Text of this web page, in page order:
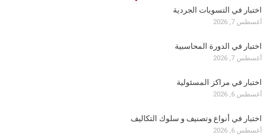
اختبار في التسويات الجردية
أغسطس 7, 2026
اختبار في الدورة المحاسبية
أغسطس 7, 2026
اختبار في مراكز المسئولية
أغسطس 6, 2026
اختبار في أنواع وتصنيف و سلوك التكاليف
أغسطس 6, 2026